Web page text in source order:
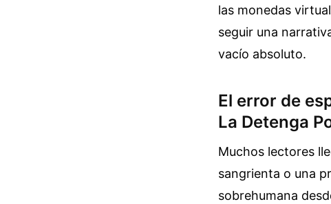
las monedas
seguir una
vacío absoluto.
El error de
La Detenga
Muchos lectores
sangrienta o una
sobrehumana